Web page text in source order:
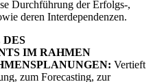
Durchführung der Erfolgs-,
deren Interdependenzen.
DES
IM RAHMEN
Vertieft
zum Forecasting, zur